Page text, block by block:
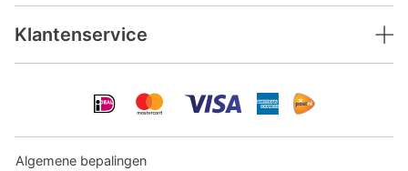
Klantenservice
Algemene bepalingen